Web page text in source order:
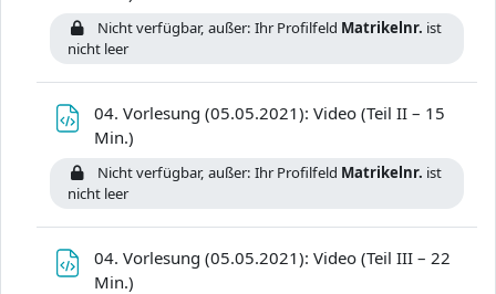
Nicht verfügbar, außer: Ihr Profilfeld Matrikelnr. ist
nicht leer
04. Vorlesung (05.05.2021): Video (Teil II – 15
Min.)
Nicht verfügbar, außer: Ihr Profilfeld Matrikelnr. ist
nicht leer
04. Vorlesung (05.05.2021): Video (Teil III – 22
Min.)